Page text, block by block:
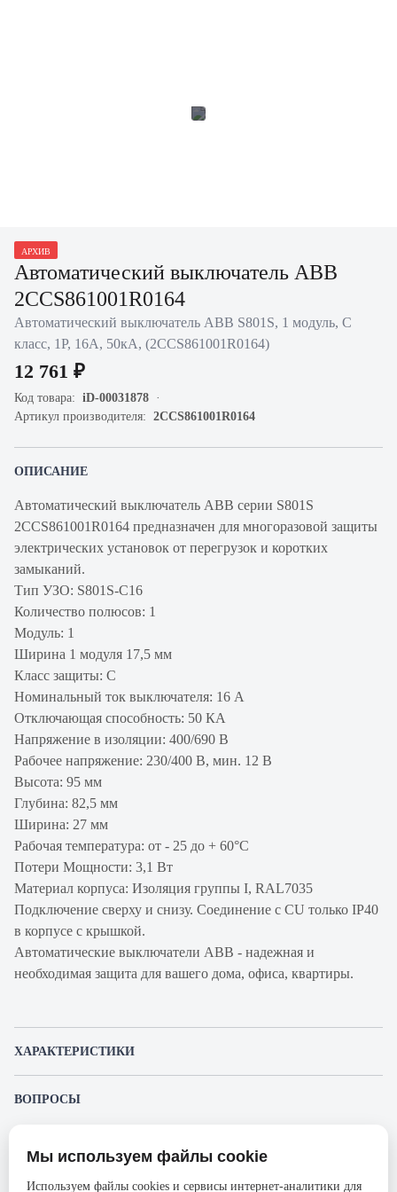
АРХИВ
Автоматический выключатель ABB
2CCS861001R0164
Автоматический выключатель ABB S801S, 1 модуль, C
класс, 1P, 16А, 50кА, (2CCS861001R0164)
12 761 ₽
Код товара: iD-00031878
Артикул производителя: 2CCS861001R0164
ОПИСАНИЕ
Автоматический выключатель ABB серии S801S
2CCS861001R0164 предназначен для многоразовой защиты
электрических установок от перегрузок и коротких
замыканий.
Тип УЗО: S801S-C16
Количество полюсов: 1
Модуль: 1
Ширина 1 модуля 17,5 мм
Класс защиты: C
Номинальный ток выключателя: 16 А
Отключающая способность: 50 КА
Напряжение в изоляции: 400/690 В
Рабочее напряжение: 230/400 В, мин. 12 В
Высота: 95 мм
Глубина: 82,5 мм
Ширина: 27 мм
Рабочая температура: от - 25 до + 60°С
Потери Мощности: 3,1 Вт
Материал корпуса: Изоляция группы I, RAL7035
Подключение сверху и снизу. Соединение с CU только IP40
в корпусе с крышкой.
Автоматические выключатели ABB - надежная и
необходимая защита для вашего дома, офиса, квартиры.
ХАРАКТЕРИСТИКИ
Производитель
ВОПРОСЫ
Представленные изображения и характеристики могут отличаться от реального
Мы используем файлы cookie
Используем файлы cookies и сервисы интернет-аналитики для